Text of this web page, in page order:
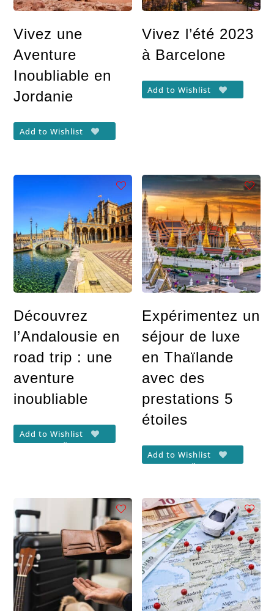
Vivez une
Aventure
Inoubliable en
Jordanie
Add to Wishlist
Vivez l’été 2023
à Barcelone
Add to Wishlist
Découvrez
l’Andalousie en
road trip : une
aventure
inoubliable
Add to Wishlist
Expérimentez un
séjour de luxe
en Thaïlande
avec des
prestations 5
étoiles
Add to Wishlist